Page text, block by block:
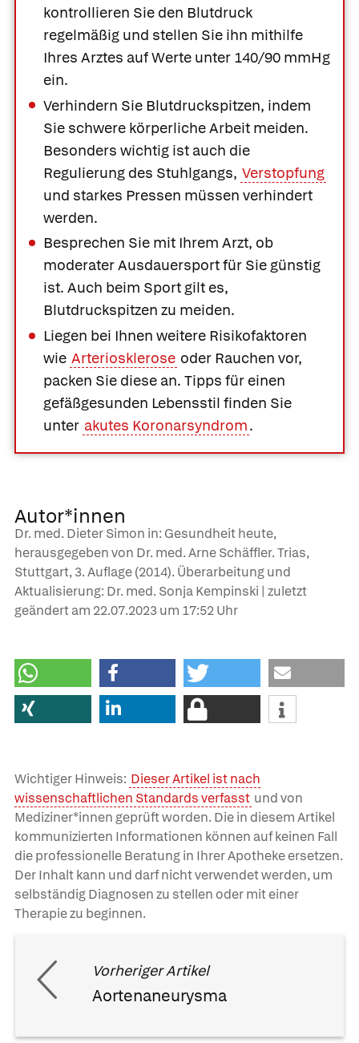
kontrollieren Sie den Blutdruck
regelmäßig und stellen Sie ihn mithilfe
Ihres Arztes auf Werte unter 140/90 mmHg
ein.
Verhindern Sie Blutdruckspitzen, indem
Sie schwere körperliche Arbeit meiden.
Besonders wichtig ist auch die
Regulierung des Stuhlgangs, Verstopfung
und starkes Pressen müssen verhindert
werden.
Besprechen Sie mit Ihrem Arzt, ob
moderater Ausdauersport für Sie günstig
ist. Auch beim Sport gilt es,
Blutdruckspitzen zu meiden.
Liegen bei Ihnen weitere Risikofaktoren
wie Arteriosklerose oder Rauchen vor,
packen Sie diese an. Tipps für einen
gefäßgesunden Lebensstil finden Sie
unter akutes Koronarsyndrom.
Autor*innen
Dr. med. Dieter Simon in: Gesundheit heute,
herausgegeben von Dr. med. Arne Schäffler. Trias,
Stuttgart, 3. Auflage (2014). Überarbeitung und
Aktualisierung: Dr. med. Sonja Kempinski | zuletzt
geändert am 22.07.2023 um 17:52 Uhr
Wichtiger Hinweis: Dieser Artikel ist nach
wissenschaftlichen Standards verfasst und von
Mediziner*innen geprüft worden. Die in diesem Artikel
kommunizierten Informationen können auf keinen Fall
die professionelle Beratung in Ihrer Apotheke ersetzen.
Der Inhalt kann und darf nicht verwendet werden, um
selbständig Diagnosen zu stellen oder mit einer
Therapie zu beginnen.
Vorheriger Artikel
Aortenaneurysma